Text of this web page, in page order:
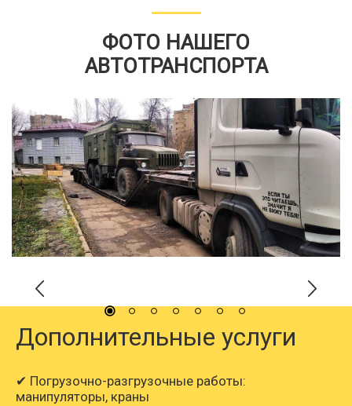
ФОТО НАШЕГО
АВТОТРАНСПОРТА
Дополнительные услуги
✔ Погрузочно-разгрузочные работы:
манипуляторы, краны